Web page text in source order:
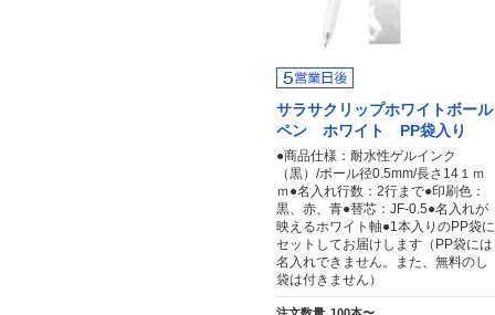
サラサクリップホワイトボール
ペン ホワイト PP袋入り
●商品仕様：耐水性ゲルインク
（黒）/ボール径0.5mm/長さ14１ｍ
ｍ●名入れ行数：2行まで●印刷色：
黒、赤、青●替芯：JF-0.5●名入れが
映えるホワイト軸●1本入りのPP袋に
セットしてお届けします（PP袋には
名入れできません。また、無料のし
袋は付きません）